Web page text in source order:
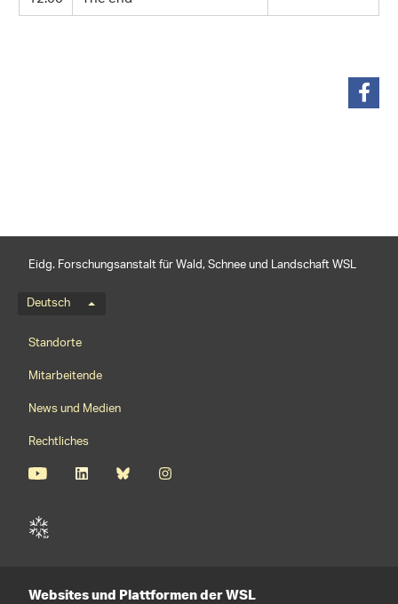
Eidg. Forschungsanstalt für Wald, Schnee und Landschaft WSL
Sprachmenü
Deutsch
Footernavigation
Standorte
Mitarbeitende
News und Medien
Rechtliches
Websites und Plattformen der WSL